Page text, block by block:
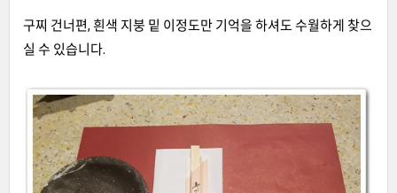
구찌 건너편, 흰색 지붕 밑 이정도만 기억을 하셔도 수월하게 찾으
실 수 있습니다.